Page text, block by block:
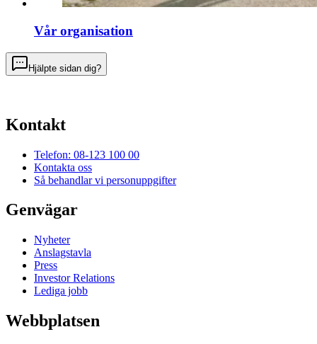
Vår organisation
Hjälpte sidan dig?
Kontakt
Telefon: 08-123 100 00
Kontakta oss
Så behandlar vi personuppgifter
Genvägar
Nyheter
Anslagstavla
Press
Investor Relations
Lediga jobb
Webbplatsen